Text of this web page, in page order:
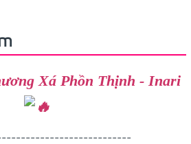
Xá Phồn Thịnh - Inari